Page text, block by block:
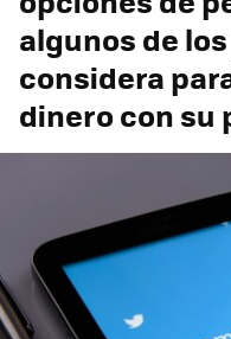
algunos de
considera
dinero con su